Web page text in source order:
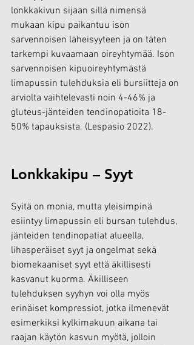
lonkkakivun sijaan sillä nimensä
mukaan kipu paikantuu ison
sarvennoisen läheisyyteen ja on täten
tarkempi kuvaamaan oireyhtymää. Ison
sarvennoisen kipuoireyhtymästä
limapussin tulehduksia eli bursiitteja on
arviolta vaihtelevasti noin 4-46% ja
gluteus-jänteiden tendinopatioita 18-
50% tapauksista. (Lespasio 2022).
Lonkkakipu – Syyt
Syitä on monia, mutta yleisimpinä
esiintyy limapussin eli bursan tulehdus,
jänteiden tendinopatiat alueella,
lihasperäiset syyt ja ongelmat sekä
biomekaaniset syyt että äkillisesti
kasvanut kuorma. Äkilliseen
tulehduksen syyhyn voi olla myös
erinäiset kompressiot, jotka ilmenevät
esimerkiksi kylkimakuun aikana tai
raajan käytön kasvun myötä, jolloin